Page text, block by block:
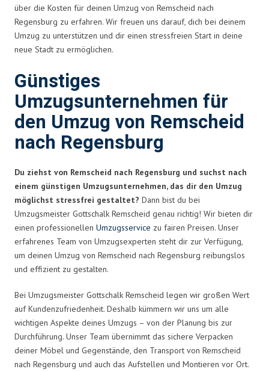
über die Kosten für deinen Umzug von Remscheid nach
Regensburg zu erfahren. Wir freuen uns darauf, dich bei deinem
Umzug zu unterstützen und dir einen stressfreien Start in deine
neue Stadt zu ermöglichen.
Günstiges
Umzugsunternehmen für
den Umzug von Remscheid
nach Regensburg
Du ziehst von Remscheid nach Regensburg und suchst nach
einem günstigen Umzugsunternehmen, das dir den Umzug
möglichst stressfrei gestaltet? Dann bist du bei
Umzugsmeister Gottschalk Remscheid genau richtig! Wir bieten dir
einen professionellen Umzugsservice zu fairen Preisen. Unser
erfahrenes Team von Umzugsexperten steht dir zur Verfügung,
um deinen Umzug von Remscheid nach Regensburg reibungslos
und effizient zu gestalten.
Bei Umzugsmeister Gottschalk Remscheid legen wir großen Wert
auf Kundenzufriedenheit. Deshalb kümmern wir uns um alle
wichtigen Aspekte deines Umzugs – von der Planung bis zur
Durchführung. Unser Team übernimmt das sichere Verpacken
deiner Möbel und Gegenstände, den Transport von Remscheid
nach Regensburg und auch das Aufstellen und Montieren vor Ort.